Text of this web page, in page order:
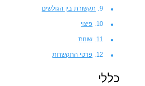
תקשורת בין הגולשים
פיצוי
שונות
פרטי התקשרות
כללי